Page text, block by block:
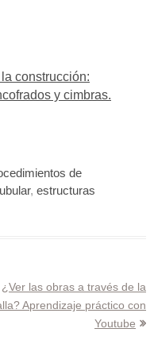
construcción:
y cimbras.
de
, estructuras
¿Ver las obras a través de la
Aprendizaje práctico con
Youtube